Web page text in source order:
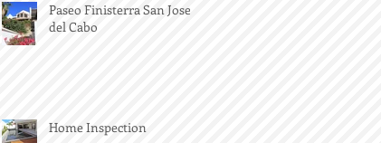
Paseo Finisterra San Jose
del Cabo
Home Inspection